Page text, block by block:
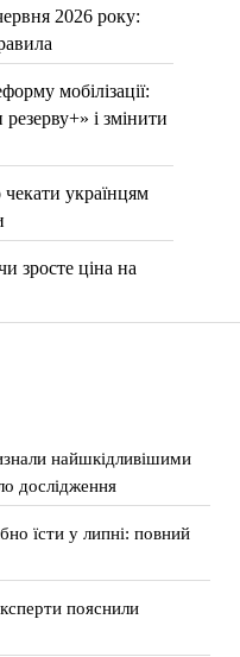
2026 року:
мобілізації:
і змінити
українцям
зросте ціна на
найшкідливішими
дослідження
їсти у липні: повний
пояснили